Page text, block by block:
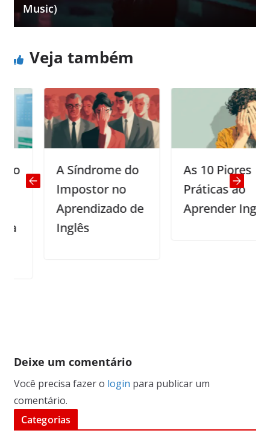
Music)
Veja também
A Síndrome do
Impostor no
Aprendizado de
Inglês
As 10 Piores
Práticas ao
Aprender Inglês
Deixe um comentário
Você precisa fazer o login para publicar um
comentário.
Categorias